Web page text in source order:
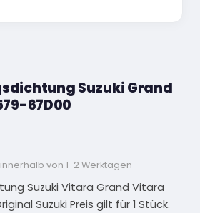
Suzuki Grand
67D00
von 1-2 Werktagen
Suzuki Vitara Grand Vitara
Suzuki Preis gilt für 1 Stück.